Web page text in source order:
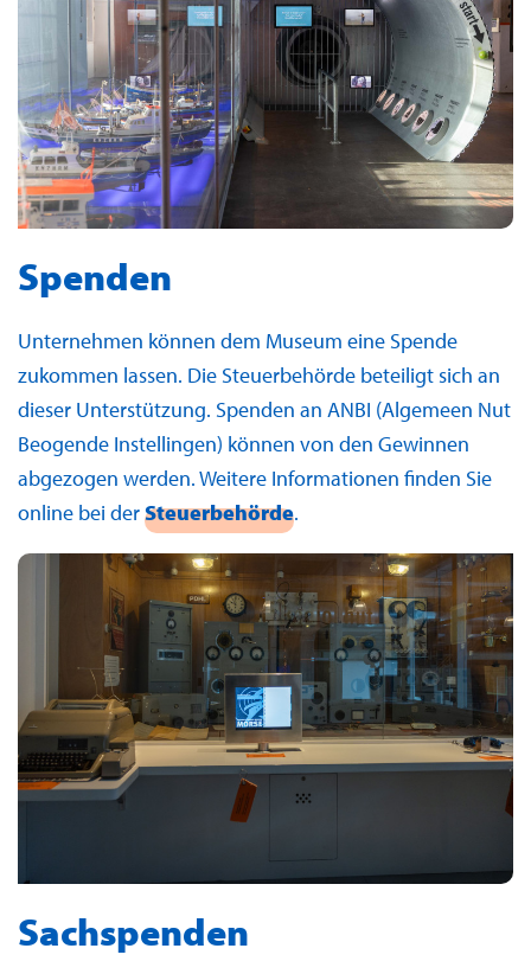
Spenden
Unternehmen können dem Museum eine Spende
zukommen lassen. Die Steuerbehörde beteiligt sich an
dieser Unterstützung. Spenden an ANBI (Algemeen Nut
Beogende Instellingen) können von den Gewinnen
abgezogen werden. Weitere Informationen finden Sie
online bei derSteuerbehörde.
Sachspenden